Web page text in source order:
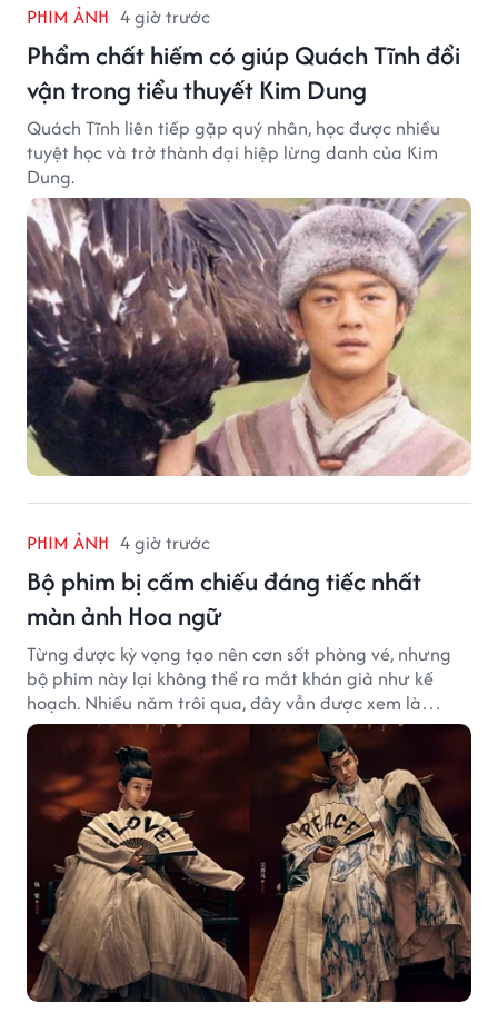
PHIM ẢNH 4 giờ trước
Phẩm chất hiếm có giúp Quách Tĩnh đổi
vận trong tiểu thuyết Kim Dung
Quách Tĩnh liên tiếp gặp quý nhân, học được nhiều
tuyệt học và trở thành đại hiệp lừng danh của Kim
Dung.
PHIM ẢNH 4 giờ trước
Bộ phim bị cấm chiếu đáng tiếc nhất
màn ảnh Hoa ngữ
Từng được kỳ vọng tạo nên cơn sốt phòng vé, nhưng
bộ phim này lại không thể ra mắt khán giả như kế
hoạch. Nhiều năm trôi qua, đây vẫn được xem là
trường hợp đáng tiếc bậc nhất của màn ảnh Hoa ngữ.